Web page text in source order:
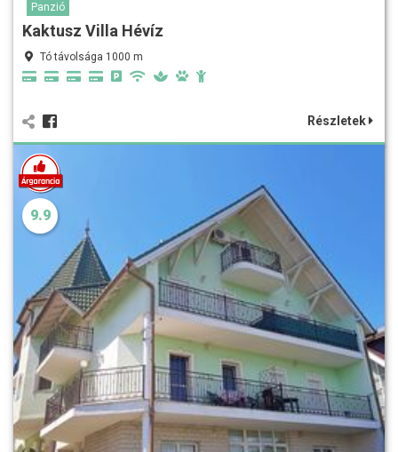
Panzió
Kaktusz Villa Hévíz
Tó távolsága 1000 m
Részletek
9.9